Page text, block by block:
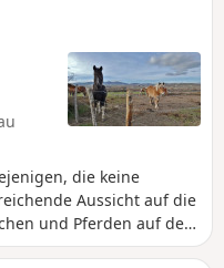
die keine
Aussicht auf die
und Pferden auf dem